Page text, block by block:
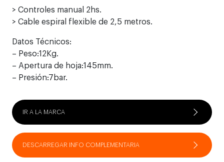
> Controles manual 2hs.
> Cable espiral flexible de 2,5 metros.
Datos Técnicos:
– Peso:12Kg.
– Apertura de hoja:145mm.
– Presión:7bar.
IR A LA MARCA
DESCARREGAR INFO COMPLEMENTARIA